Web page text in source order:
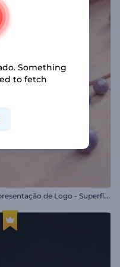
A
presentação de Logo - Superfície de Mosaico
Something
to fetch